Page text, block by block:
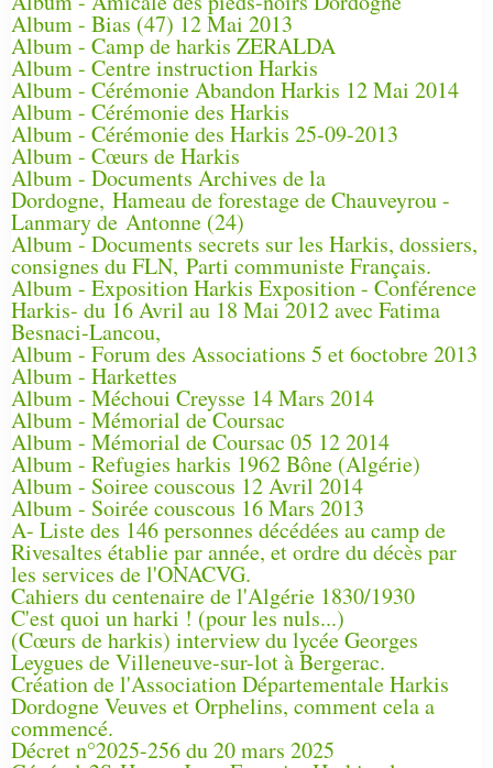
Album - Bias (47) 12 Mai 2013
Album - Camp de harkis ZERALDA
Album - Centre instruction Harkis
Album - Cérémonie Abandon Harkis 12 Mai 2014
Album - Cérémonie des Harkis
Album - Cérémonie des Harkis 25-09-2013
Album - Cœurs de Harkis
Album - Documents Archives de la
Dordogne, Hameau de forestage de Chauveyrou -
Lanmary de Antonne (24)
Album - Documents secrets sur les Harkis, dossiers,
consignes du FLN, Parti communiste Français.
Album - Exposition Harkis Exposition - Conférence
Harkis- du 16 Avril au 18 Mai 2012 avec Fatima
Besnaci-Lancou,
Album - Forum des Associations 5 et 6octobre 2013
Album - Harkettes
Album - Méchoui Creysse 14 Mars 2014
Album - Mémorial de Coursac
Album - Mémorial de Coursac 05 12 2014
Album - Refugies harkis 1962 Bône (Algérie)
Album - Soiree couscous 12 Avril 2014
Album - Soirée couscous 16 Mars 2013
A- Liste des 146 personnes décédées au camp de
Rivesaltes établie par année, et ordre du décès par
les services de l'ONACVG.
Cahiers du centenaire de l'Algérie 1830/1930
C'est quoi un harki ! (pour les nuls...)
(Cœurs de harkis) interview du lycée Georges
Leygues de Villeneuve-sur-lot à Bergerac.
Création de l'Association Départementale Harkis
Dordogne Veuves et Orphelins, comment cela a
commencé.
Décret n°2025-256 du 20 mars 2025